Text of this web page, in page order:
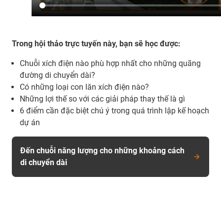
Trong hội thảo trực tuyến này, bạn sẽ học được:
Chuỗi xích điện nào phù hợp nhất cho những quãng
đường di chuyển dài?
Có những loại con lăn xích điện nào?
Những lợi thế so với các giải pháp thay thế là gì
6 điểm cần đặc biệt chú ý trong quá trình lập kế hoạch
dự án
Đến chuỗi năng lượng cho những khoảng cách
di chuyển dài